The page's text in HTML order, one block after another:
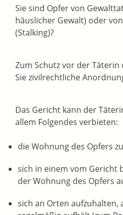
Sie sind Opfer von
häuslicher Gewalt) oder
(Stalking)?
Zum Schutz vor der
Sie zivilrechtliche
Das Gericht kann der
allem Folgendes verbieten:
die Wohnung des Opfers
sich in einem vom Gericht
der Wohnung des Opfers
sich an Orten aufzuhalten,